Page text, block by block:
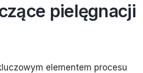
pielęgnacji
elementem procesu